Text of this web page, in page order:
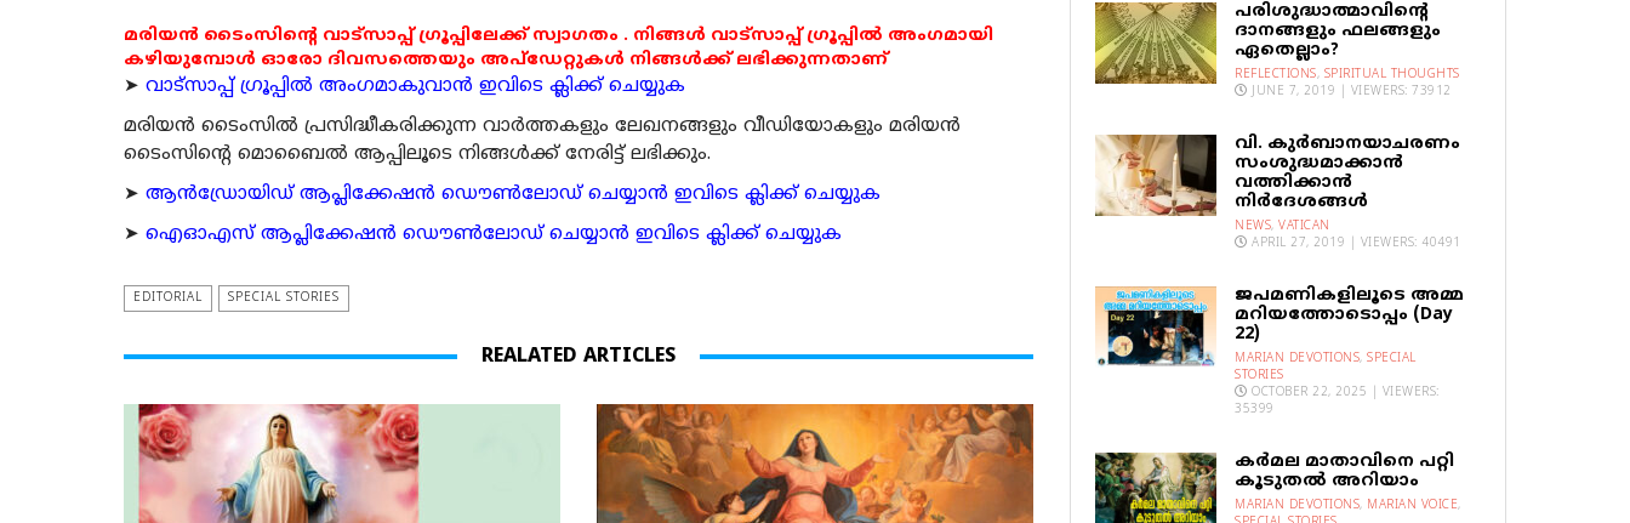
മരിയൻ ടൈംസിന്റെ വാട്സാപ്പ് ഗ്രൂപ്പിലേക്ക് സ്വാഗതം . നിങ്ങൾ വാട്സാപ്പ് ഗ്രൂപ്പിൽ അംഗമായി
കഴിയുമ്പോൾ ഓരോ ദിവസത്തെയും അപ്ഡേറ്റുകൾ നിങ്ങൾക്ക് ലഭിക്കുന്നതാണ്
➤ വാട്സാപ്പ് ഗ്രൂപ്പിൽ അംഗമാകുവാൻ ഇവിടെ ക്ലിക്ക് ചെയ്യുക
മരിയന്‍ ടൈംസില്‍ പ്രസിദ്ധീകരിക്കുന്ന വാര്‍ത്തകളും ലേഖനങ്ങളും വീഡിയോകളും മരിയന്‍
ടൈംസിന്റെ മൊബൈല്‍ ആപ്പിലൂടെ നിങ്ങള്‍ക്ക് നേരിട്ട് ലഭിക്കും.
➤ ആന്‍ഡ്രോയിഡ് ആപ്ലിക്കേഷന്‍ ഡൌണ്‍ലോഡ് ചെയ്യാന്‍ ഇവിടെ ക്ലിക്ക് ചെയ്യുക
➤ ഐഓഎസ് ആപ്ലിക്കേഷന്‍ ഡൌണ്‍ലോഡ് ചെയ്യാന്‍ ഇവിടെ ക്ലിക്ക് ചെയ്യുക
EDITORIAL SPECIAL STORIES
REALATED ARTICLES
പരിശുദ്ധാത്മാവിന്റെ
ദാനങ്ങളും ഫലങ്ങളും
ഏതെല്ലാം?
REFLECTIONS, SPIRITUAL THOUGHTS
JUNE 7, 2019 | VIEWERS: 73912
വി. കുര്‍ബാനയാചരണം
സംശുദ്ധമാക്കാന്‍
വത്തിക്കാന്‍
നിര്‍ദേശങ്ങള്‍
NEWS, VATICAN
APRIL 27, 2019 | VIEWERS: 40491
ജപമണികളിലൂടെ അമ്മ
മറിയത്തോടൊപ്പം (Day
22)
MARIAN DEVOTIONS, SPECIAL
STORIES
OCTOBER 22, 2025 | VIEWERS:
35399
കര്‍മല മാതാവിനെ പറ്റി
കൂടുതല്‍ അറിയാം
MARIAN DEVOTIONS, MARIAN VOICE,